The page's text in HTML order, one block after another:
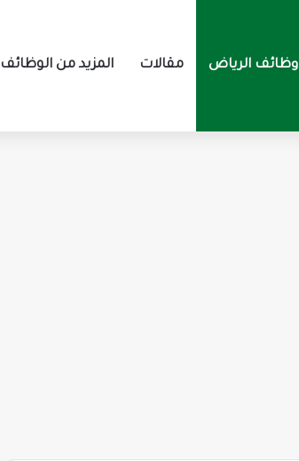
وظائف الرياض مقالات المزيد من الوظائف